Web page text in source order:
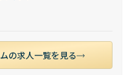
の求人一覧を見る